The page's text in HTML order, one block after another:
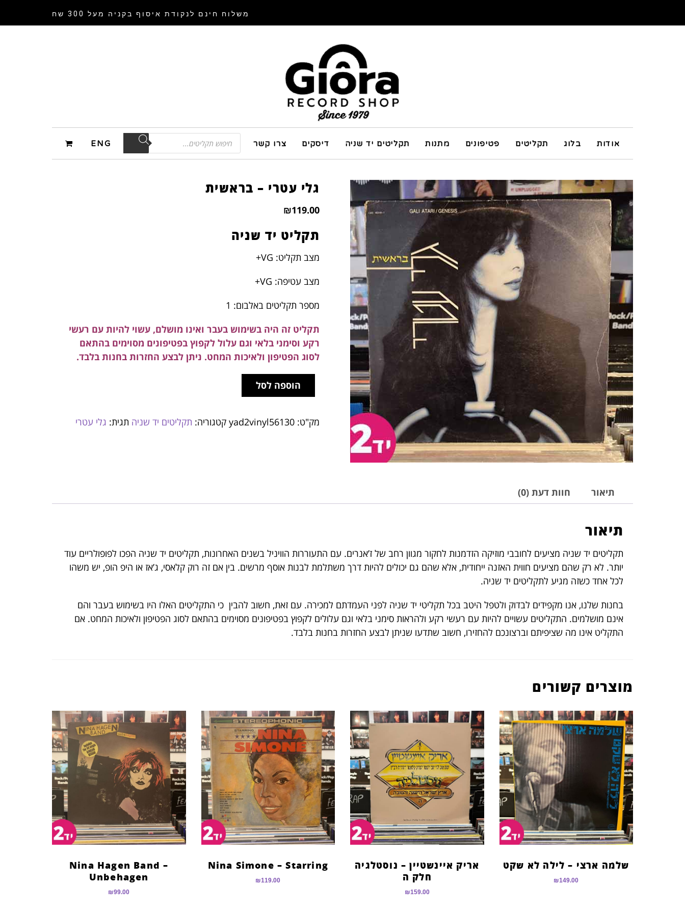
משלוח חינם לנקודת איסוף בקניה מעל 300 שח
אודות בלוג תקליטים פטיפונים מתנות תקליטים יד שניה דיסקים צרו קשר ENG
גלי עטרי – בראשית
₪119.00
תקליט יד שניה
מצב תקליט: VG+
מצב עטיפה: VG+
מספר תקליטים באלבום: 1
תקליט זה היה בשימוש בעבר ואינו מושלם, עשוי להיות עם רעשי
רקע וסימני בלאי וגם עלול לקפוץ בפטיפונים מסוימים בהתאם
לסוג הפטיפון ולאיכות המחט. ניתן לבצע החזרות בחנות בלבד.
הוספה לסל
מק"ט: yad2vinyl56130 קטגוריה: תקליטים יד שניה תגית: גלי עטרי
תיאור חוות דעת (0)
תיאור
תקליטים יד שניה מציעים לחובבי מוזיקה הזדמנות לחקור מגוון רחב של ז’אנרים. עם התעוררות הוויניל בשנים האחרונות, תקליטים יד שניה הפכו לפופולריים עוד
יותר. לא רק שהם מציעים חווית האזנה ייחודית, אלא שהם גם יכולים להיות דרך משתלמת לבנות אוסף מרשים. בין אם זה רוק קלאסי, ג’אז או היפ הופ, יש משהו
לכל אחד כשזה מגיע לתקליטים יד שניה.
בחנות שלנו, אנו מקפידים לבדוק ולטפל היטב בכל תקליטי יד שניה לפני העמדתם למכירה. עם זאת, חשוב להבין כי התקליטים האלו היו בשימוש בעבר והם
אינם מושלמים. התקליטים עשויים להיות עם רעשי רקע ולהראות סימני בלאי וגם עלולים לקפוץ בפטיפונים מסוימים בהתאם לסוג הפטיפון ולאיכות המחט. אם
התקליט אינו מה שציפיתם וברצונכם להחזירו, חשוב שתדעו שניתן לבצע החזרות בחנות בלבד.
מוצרים קשורים
שלמה ארצי – לילה לא שקט
₪149.00
אריק איינשטיין – נוסטלגיה
חלק ה
₪159.00
Nina Simone – Starring
₪119.00
Nina Hagen Band –
Unbehagen
₪99.00